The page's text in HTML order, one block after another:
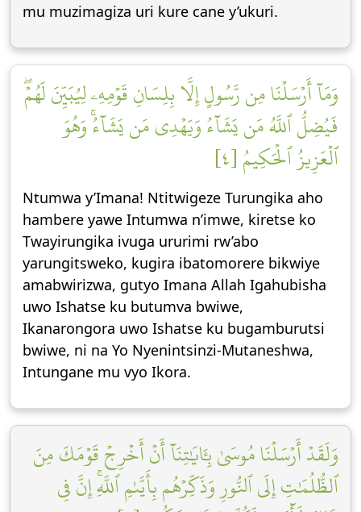
mu muzimagiza uri kure cane y’ukuri.
وَمَآ أَرۡسَلۡنَا مِن رَّسُولٍ إِلَّا بِلِسَانِ قَوۡمِهِۦ لِيُبَيِّنَ لَهُمۡۖ
فَيُضِلُّ ٱللَّهُ مَن يَشَآءُ وَيَهۡدِي مَن يَشَآءُۚ وَهُوَ
ٱلۡعَزِيزُ ٱلۡحَكِيمُ [٤]
Ntumwa y’Imana! Ntitwigeze Turungika aho
hambere yawe Intumwa n’imwe, kiretse ko
Twayirungika ivuga ururimi rw’abo
yarungitsweko, kugira ibatomorere bikwiye
amabwirizwa, gutyo Imana Allah Igahubisha
uwo Ishatse ku butumva bwiwe,
Ikanarongora uwo Ishatse ku bugamburutsi
bwiwe, ni na Yo Nyenintsinzi-Mutaneshwa,
Intungane mu vyo Ikora.
وَلَقَدۡ أَرۡسَلۡنَا مُوسَىٰ بِـَٔايَٰتِنَآ أَنۡ أَخۡرِجۡ قَوۡمَكَ مِنَ
ٱلظُّلُمَٰتِ إِلَى ٱلنُّورِ وَذَكِّرۡهُم بِأَيَّىٰمِ ٱللَّهِۚ إِنَّ فِي